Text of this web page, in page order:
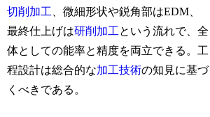
切削加工 、微細形状や鋭角部はEDM、
最終仕上げは研削加工という流れで、全
体としての能率と精度を両立できる。工
程設計は総合的な加工技術の知見に基づ
くべきである。